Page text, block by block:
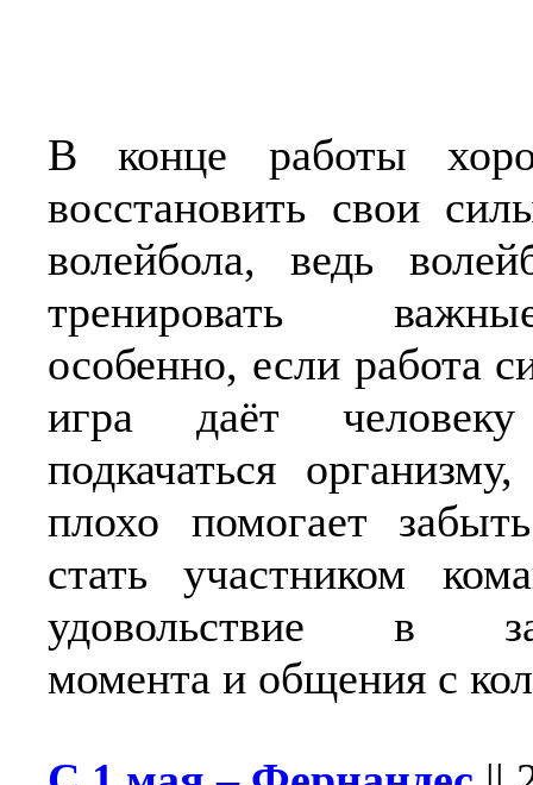
В конце работы
восстановить свои
волейбола, ведь
тренировать
особенно, если работа
игра даёт
подкачаться
плохо помогает
стать участником
удовольствие в
момента и общения с